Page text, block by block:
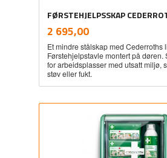
FØRSTEHJELPSSKAP
Pris
2 695,00mva.
Et mindre stålskap med Cederroths
Førstehjelpstavle montert på døren.
for arbeidsplasser med utsatt miljø,
støv eller fukt.